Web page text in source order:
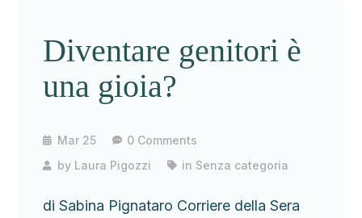
Diventare genitori è
una gioia?
Mar 25
0 Comments
by Laura Pigozzi in Senza categoria
di Sabina Pignataro Corriere della Sera